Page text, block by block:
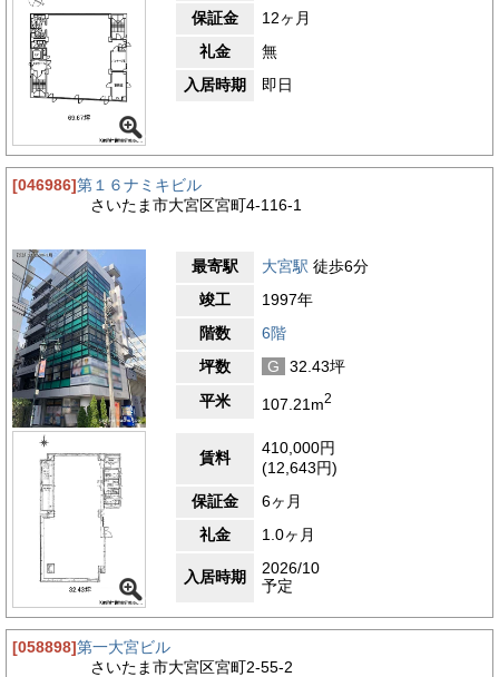
保証金
12ヶ月
礼金
無
入居時期
即日
[046986]第１６ナミキビル
さいたま市大宮区宮町4-116-1
最寄駅 大宮駅 徒歩6分
竣工
1997年
階数
6階
坪数
G
32.43坪
平米
107.21m2
賃料
410,000円
(12,643円)
保証金
6ヶ月
礼金
1.0ヶ月
入居時期
2026/10
予定
[058898]第一大宮ビル
さいたま市大宮区宮町2-55-2